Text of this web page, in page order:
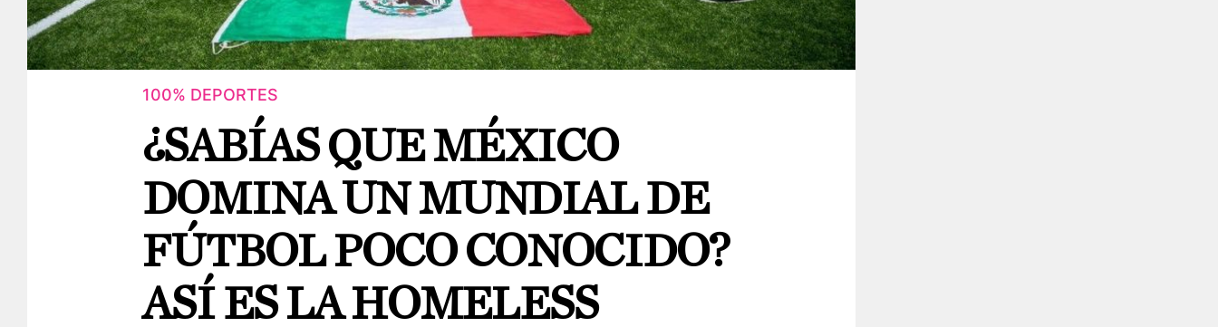
100% DEPORTES
¿SABÍAS QUE MÉXICO
DOMINA UN MUNDIAL DE
FÚTBOL POCO CONOCIDO?
ASÍ ES LA HOMELESS